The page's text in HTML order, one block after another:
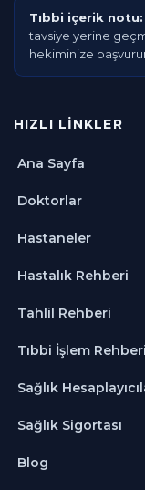
Tıbbi içerik notu:
tavsiye yerine
hekiminize
HIZLI LINKLER
Ana Sayfa
Doktorlar
Hastaneler
Hastalık Rehberi
Tahlil Rehberi
Tıbbi İşlem Rehberi
Sağlık
Sağlık Sigortası
Blog